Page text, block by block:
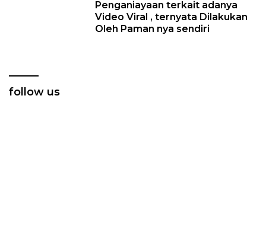
19/08/2019
Penganiayaan terkait adanya
Video Viral , ternyata Dilakukan
Oleh Paman nya sendiri
follow us